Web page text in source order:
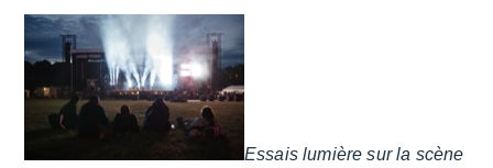
Essais lumière sur la scène